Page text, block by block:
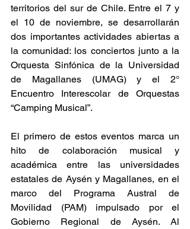
territorios del sur de Chile. Entre el 7 y
el 10 de noviembre, se desarrollarán
dos importantes actividades abiertas a
la comunidad: los conciertos junto a la
Orquesta Sinfónica de la Universidad
de Magallanes (UMAG) y el 2°
Encuentro Interescolar de Orquestas
“Camping Musical”.
El primero de estos eventos marca un
hito de colaboración musical y
académica entre las universidades
estatales de Aysén y Magallanes, en el
marco del Programa Austral de
Movilidad (PAM) impulsado por el
Gobierno Regional de Aysén. Al